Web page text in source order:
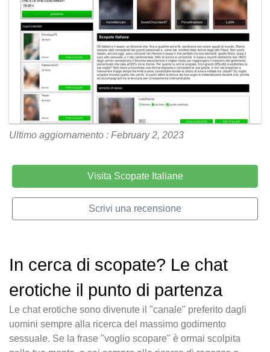
Ultimo aggiornamento : February 2, 2023
Visita Scopate Italiane
Scrivi una recensione
In cerca di scopate? Le chat
erotiche il punto di partenza
Le chat erotiche sono divenute il "canale" preferito dagli
uomini sempre alla ricerca del massimo godimento
sessuale. Se la frase "voglio scopare" è ormai scolpita